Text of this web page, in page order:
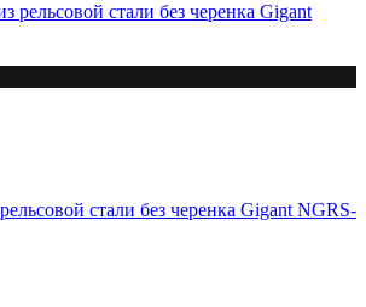
стали без черенка Gigant NGRS-